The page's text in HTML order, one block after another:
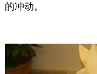
的冲动。